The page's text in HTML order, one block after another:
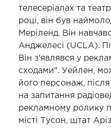
телесеріалах та
році, він був
Меріленд. Він
Анджелесі (UCLA).
Він з'являвся у
сходами". Уейлен,
його персонаж,
на запитання
рекламному ролику
місті Тусон, штат